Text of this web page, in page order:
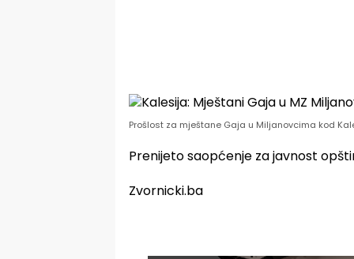
Prošlost za mještane Gaja u Miljanovcima kod
Prenijeto saopćenje za javnost
Zvornicki.ba